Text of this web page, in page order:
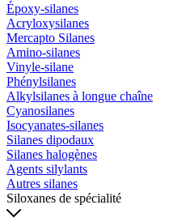
Époxy-silanes
Acryloxysilanes
Mercapto Silanes
Amino-silanes
Vinyle-silane
Phénylsilanes
Alkylsilanes à longue chaîne
Cyanosilanes
Isocyanates-silanes
Silanes dipodaux
Silanes halogènes
Agents silylants
Autres silanes
Siloxanes de spécialité